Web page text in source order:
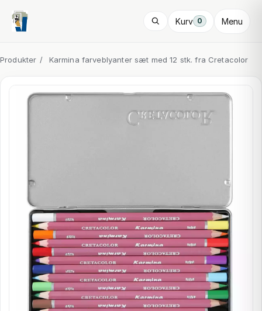
Kurv 0 Menu
Produkter / Karmina farveblyanter sæt med 12 stk. fra Cretacolor